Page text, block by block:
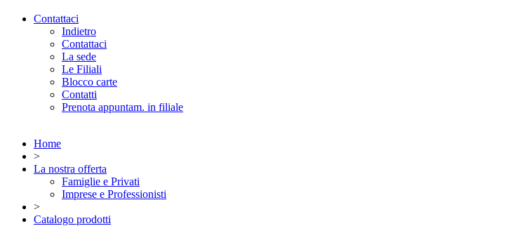
Contattaci
Indietro
Contattaci
La sede
Le Filiali
Blocco carte
Contatti
Prenota appuntam. in filiale
Home
>
La nostra offerta
Famiglie e Privati
Imprese e Professionisti
>
Catalogo prodotti